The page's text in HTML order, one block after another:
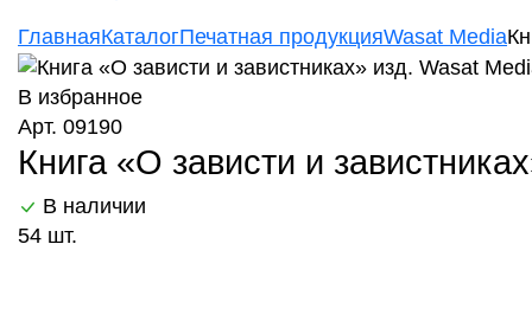
ГлавнаяКаталогПечатная продукцияWasat Media
В избранное
Арт. 09190
Книга «О зависти и
В наличии
54 шт.